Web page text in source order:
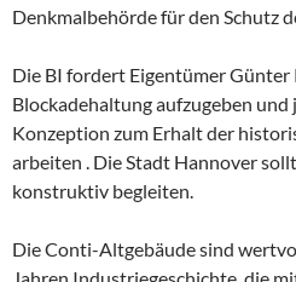
Denkmalbehörde für den Schutz
Die BI fordert Eigentümer Günter
Blockadehaltung aufzugeben
Konzeption zum Erhalt der
arbeiten . Die Stadt Hannover
konstruktiv begleiten.
Die Conti-Altgebäude sind
Jahren Industriegeschichte, die